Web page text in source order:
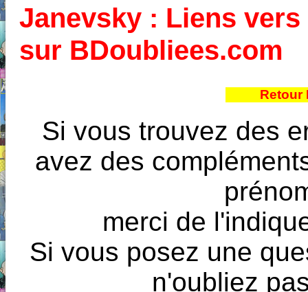
Janevsky : Liens
sur BDoubliees.com
Retour
Si vous trouvez des
avez des
merci de
Si vous posez une
n'oubliez